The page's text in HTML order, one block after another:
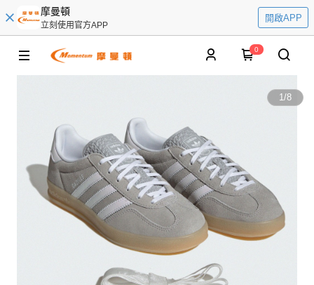
摩曼頓
立刻使用官方APP
開啟APP
0
1/8